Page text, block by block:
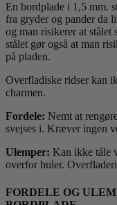
En bordplade i 1,5 mm.
fra gryder og pander da
og man risikerer at stålet
stålet gør også at man
på pladen.
Overfladiske ridser kan
charmen.
Fordele: Nemt at
svejses i. Kræver ingen
Ulemper: Kan ikke tåle
overfor buler.
FORDELE OG